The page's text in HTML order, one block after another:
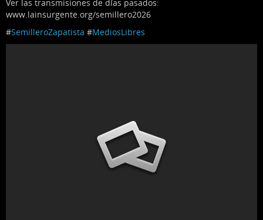
Ver las transmisiones de días pasados:
www.lainsurgente.org/semillero2026
#SemilleroZapatista #MediosLibres